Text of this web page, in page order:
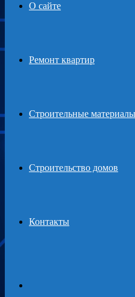
О сайте
Ремонт квартир
Строительные материалы
Строительство домов
Контакты